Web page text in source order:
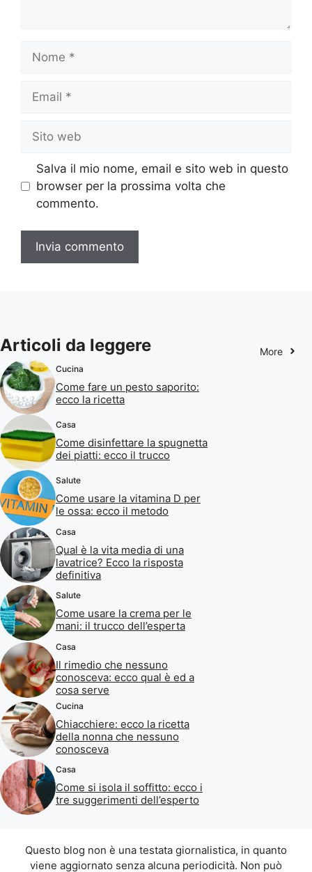
Nome
Email
Sito
web
Salva il mio nome, email e sito web in questo
browser per la prossima volta che
commento.
Articoli da leggere More
Cucina
Come fare un pesto saporito:
ecco la ricetta
Casa
Come disinfettare la spugnetta
dei piatti: ecco il trucco
Salute
Come usare la vitamina D per
le ossa: ecco il metodo
Casa
Qual è la vita media di una
lavatrice? Ecco la risposta
definitiva
Salute
Come usare la crema per le
mani: il trucco dell’esperta
Casa
Il rimedio che nessuno
conosceva: ecco qual è ed a
cosa serve
Cucina
Chiacchiere: ecco la ricetta
della nonna che nessuno
conosceva
Casa
Come si isola il soffitto: ecco i
tre suggerimenti dell’esperto
Questo blog non è una testata giornalistica, in quanto
viene aggiornato senza alcuna periodicità. Non può